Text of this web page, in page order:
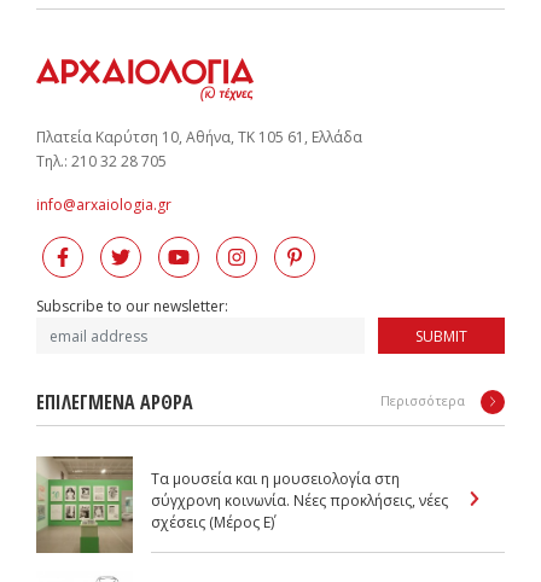
Πλατεία Καρύτση 10, Αθήνα, ΤΚ 105 61, Ελλάδα
Tηλ.: 210 32 28 705
info@arxaiologia.gr
Subscribe to our newsletter:
SUBMIT
ΕΠΙΛΕΓΜΕΝΑ ΑΡΘΡΑ Περισσότερα
Τα μουσεία και η μουσειολογία στη
σύγχρονη κοινωνία. Νέες προκλήσεις, νέες
σχέσεις (Μέρος Ε΄)